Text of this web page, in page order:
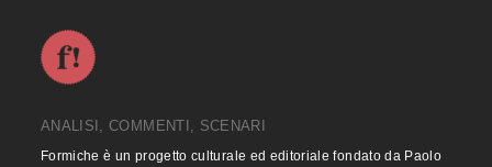
ANALISI, COMMENTI, SCENARI
Formiche è un progetto culturale ed editoriale fondato da Paolo